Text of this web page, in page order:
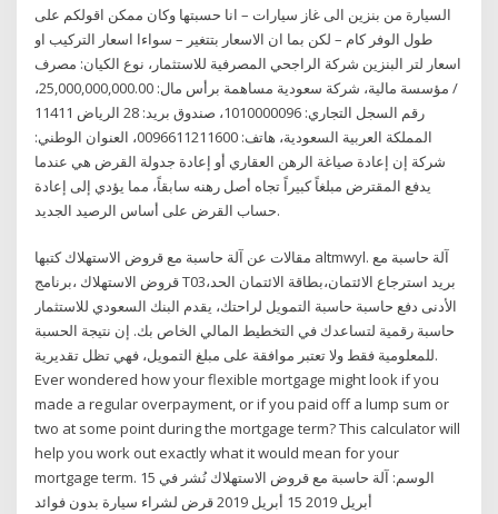
السيارة من بنزين الى غاز سيارات – انا حسبتها وكان ممكن اقولكم على
طول الوفر كام – لكن بما ان الاسعار بتتغير – سواءا اسعار التركيب او
اسعار لتر البنزين شركة الراجحي المصرفية للاستثمار، نوع الكيان: مصرف
/ مؤسسة مالية، شركة سعودية مساهمة برأس مال: 25,000,000,000.00،
رقم السجل التجاري: 1010000096، صندوق بريد: 28 الرياض 11411
المملكة العربية السعودية، هاتف: 0096611211600، العنوان الوطني:
شركة إن إعادة صياغة الرهن العقاري أو إعادة جدولة القرض هي عندما
يدفع المقترض مبلغاً كبيراً تجاه أصل رهنه سابقاً، مما يؤدي إلى إعادة
حساب القرض على أساس الرصيد الجديد.
مقالات عن آلة حاسبة مع قروض الاستهلاك كتبها altmwyl. آلة حاسبة مع
قروض الاستهلاك ،برنامج T03،بريد استرجاع الائتمان،بطاقة الائتمان الحد
الأدنى دفع حاسبة حاسبة التمويل لراحتك، يقدم البنك السعودي للاستثمار
حاسبة رقمية لتساعدك في التخطيط المالي الخاص بك. إن نتيجة الحسبة
للمعلومية فقط ولا تعتبر موافقة على مبلغ التمويل، فهي تظل تقديرية.
Ever wondered how your flexible mortgage might look if you
made a regular overpayment, or if you paid off a lump sum or
two at some point during the mortgage term? This calculator will
help you work out exactly what it would mean for your
mortgage term. الوسم: آلة حاسبة مع قروض الاستهلاك نُشر في 15
أبريل 2019 15 أبريل 2019 قرض لشراء سيارة بدون فوائد